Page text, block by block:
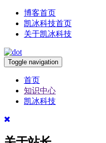
博客首页
凯冰科技首页
关于凯冰科技
Toggle navigation
首页
知识中心
凯冰科技